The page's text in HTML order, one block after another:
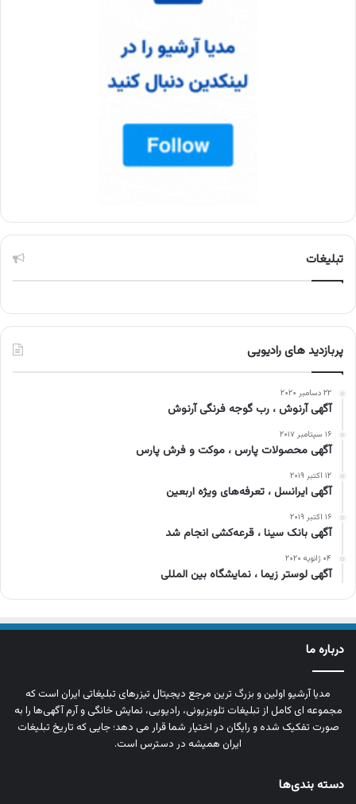
تبلیغات
پربازدید های رادیویی
۲۲ دسامبر ۲۰۲۰
آگهی آرنوش ، رب گوجه فرنگی آرنوش
۱۶ سپتامبر ۲۰۱۷
آگهی محصولات پارس ، موکت و فرش پارس
۱۲ اکتبر ۲۰۱۹
آگهی ایرانسل ، تعرفه‌های ویژه اربعین
۱۶ اکتبر ۲۰۱۹
آگهی بانک سینا ، قرعه‌کشی انجام شد
۰۴ ژانویه ۲۰۲۰
آگهی لوستر زیما ، نمایشگاه بین المللی
درباره ما
مدیا آرشیو اولین و بزرگ‌ ترین مرجع دیجیتال تیزرهای تبلیغاتی ایران است که
مجموعه‌ ای کامل از تبلیغات تلویزیونی، رادیویی، نمایش خانگی و آرم‌ آگهی‌ها را به‌
صورت تفکیک‌ شده و رایگان در اختیار شما قرار می‌ دهد؛ جایی که تاریخ تبلیغات
ایران همیشه در دسترس است.
دسته بندی‌ها